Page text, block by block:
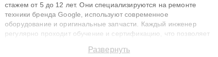
стажем от 5 до 12 лет. Они специализируются на ремонте
техники бренда Google, используют современное
оборудование и оригинальные запчасти. Каждый инженер
регулярно проходит обучение и сертификацию, что позволяет
технику с сохранением гарантии до 3 лет. Наши мастера
Развернуть